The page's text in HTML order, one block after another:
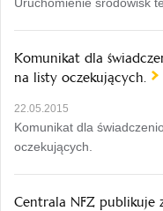
Komunikat dla
na listy oczekujących.
22.05.2015
Komunikat dla
oczekujących.
Centrala NFZ publikuje